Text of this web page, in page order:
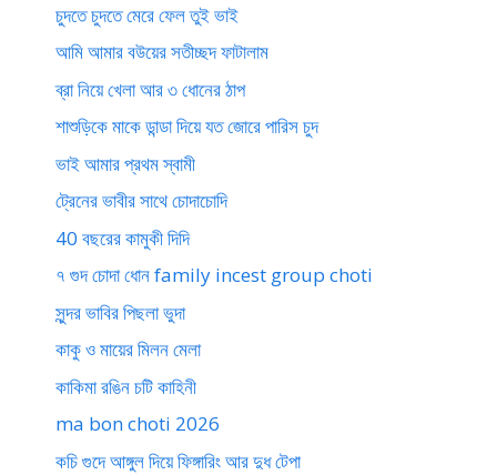
চুদতে চুদতে মেরে ফেল তুই ভাই
আমি আমার বউয়ের সতীচ্ছদ ফাটালাম
ব্রা নিয়ে খেলা আর ৩ ধোনের ঠাপ
শাশুড়িকে মাকে ডান্ডা দিয়ে যত জোরে পারিস চুদ
ভাই আমার প্রথম স্বামী
ট্রেনের ভাবীর সাথে চোদাচোদি
40 বছরের কামুকী দিদি
৭ গুদ চোদা ধোন family incest group choti
সুন্দর ভাবির পিছলা ভুদা
কাকু ও মায়ের মিলন মেলা
কাকিমা রঙিন চটি কাহিনী
ma bon choti 2026
কচি গুদে আঙ্গুল দিয়ে ফিঙ্গারিং আর দুধ টেপা